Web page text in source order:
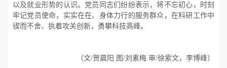
以及就业形势的认识。党员同志们纷纷表示，将不忘初心，时刻
牢记党员使命，实实在在、身体力行的服务群众，在科研工作中
锲而不舍、执着攻关创新，勇攀科技高峰。
（文/贺晨阳 图/刘素梅 审/徐索文，李博峰）